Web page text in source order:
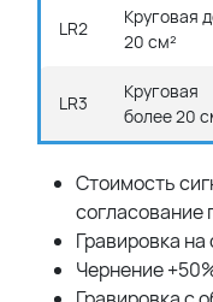
LR2
Круговая
20 см²
LR3
Круговая
более 20
Стоимость
согласование
Гравировка
Чернение